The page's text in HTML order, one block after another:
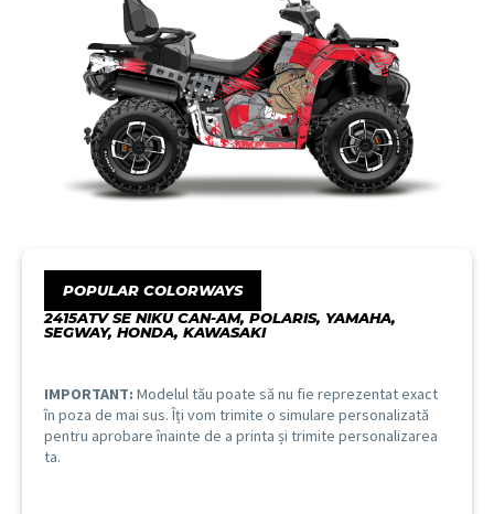
POPULAR COLORWAYS
2415ATV SE NIKU CAN-AM, POLARIS, YAMAHA,
SEGWAY, HONDA, KAWASAKI
IMPORTANT: Modelul tău poate să nu fie reprezentat exact
în poza de mai sus. Îți vom trimite o simulare personalizată
pentru aprobare înainte de a printa și trimite personalizarea
ta.